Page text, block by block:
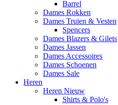
Barrel
Dames Rokken
Dames Truien & Vesten
Spencers
Dames Blazers & Gilets
Dames Jassen
Dames Accessoires
Dames Schoenen
Dames Sale
Heren
Heren Nieuw
Shirts & Polo's